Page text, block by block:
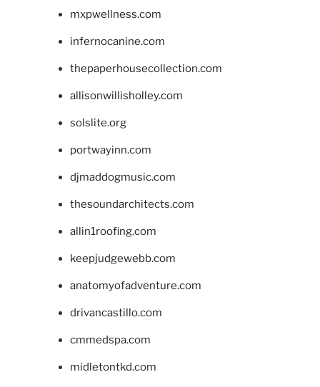
mxpwellness.com
infernocanine.com
thepaperhousecollection.com
allisonwillisholley.com
solslite.org
portwayinn.com
djmaddogmusic.com
thesoundarchitects.com
allin1roofing.com
keepjudgewebb.com
anatomyofadventure.com
drivancastillo.com
cmmedspa.com
midletontkd.com